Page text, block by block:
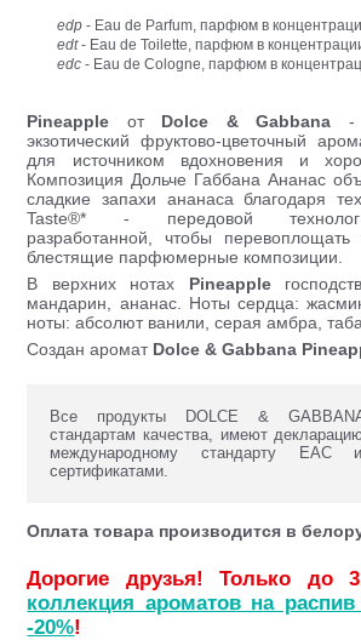
edp - Eau de Parfum, парфюм в
edt- Eau de Toilette, парфюм в
edc - Eau de Cologne, парфюм в
Pineapple от Dolce & Gabbana -
экзотический фруктово-цветочный
для источником вдохновения и
Композиция Дольче Габбана Ананас
сладкие запахи ананаса благодаря
Taste®* - передовой
разработанной, чтобы
блестящие парфюмерные композиции.
В верхних нотах Pineapple
мандарин, ананас. Ноты сердца:
ноты: абсолют ванили, серая амбра,
Создан аромат Dolce & Gabbana
Все продукты DOLCE & GABBANA
стандартам качества, имеют
международному стандарту ЕАС
сертификатами.
Оплата товара производится в
Дорогие друзья! Только до
коллекция ароматов на
-20%!